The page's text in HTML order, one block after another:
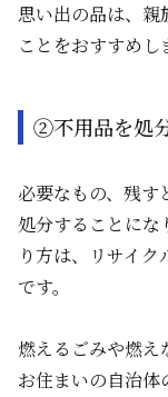
思い出の品は、親
ことをおすすめし
②不用品を処
必要なもの、残す
処分することにな
り方は、リサイ
です。
燃えるごみや燃え
お住まいの自治